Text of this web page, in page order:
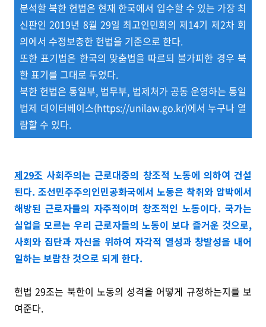
분석할 북한 헌법은 현재 한국에서 입수할 수 있는 가장 최
신판인 2019년 8월 29일 최고인민회의 제14기 제2차 회
의에서 수정보충한 헌법을 기준으로 한다.
또한 표기법은 한국의 맞춤법을 따르되 불가피한 경우 북
한 표기를 그대로 두었다.
북한 헌법은 통일부, 법무부, 법제처가 공동 운영하는 통일
법제 데이터베이스(https://unilaw.go.kr)에서 누구나 열
람할 수 있다.
제29조 사회주의는 근로대중의 창조적 노동에 의하여 건설
된다. 조선민주주의인민공화국에서 노동은 착취와 압박에서
해방된 근로자들의 자주적이며 창조적인 노동이다. 국가는
실업을 모르는 우리 근로자들의 노동이 보다 즐거운 것으로,
사회와 집단과 자신을 위하여 자각적 열성과 창발성을 내어
일하는 보람찬 것으로 되게 한다.
헌법 29조는 북한이 노동의 성격을 어떻게 규정하는지를 보
여준다.